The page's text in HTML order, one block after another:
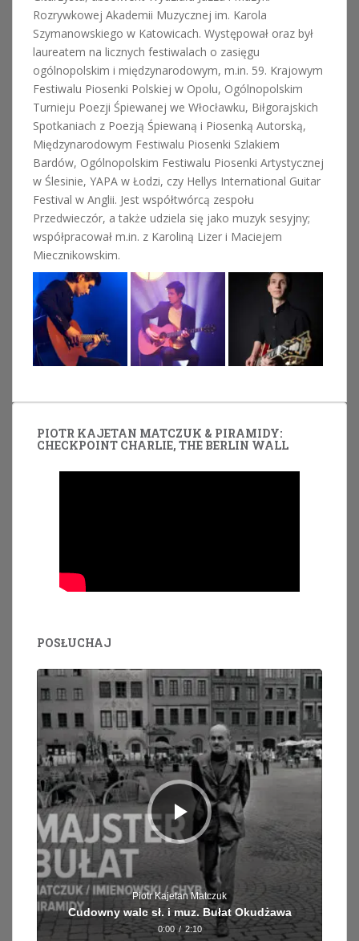
Rozrywkowej Akademii Muzycznej im. Karola
Szymanowskiego w Katowicach. Występował oraz był
laureatem na licznych festiwalach o zasięgu
ogólnopolskim i międzynarodowym, m.in. 59. Krajowym
Festiwalu Piosenki Polskiej w Opolu, Ogólnopolskim
Turnieju Poezji Śpiewanej we Włocławku, Biłgorajskich
Spotkaniach z Poezją Śpiewaną i Piosenką Autorską,
Międzynarodowym Festiwalu Piosenki Szlakiem
Bardów, Ogólnopolskim Festiwalu Piosenki Artystycznej
w Ślesinie, YAPA w Łodzi, czy Hellys International Guitar
Festival w Anglii. Jest współtwórcą zespołu
Przedwieczór, a także udziela się jako muzyk sesyjny;
współpracował m.in. z Karoliną Lizer i Maciejem
Miecznikowskim.
PIOTR KAJETAN MATCZUK & PIRAMIDY:
CHECKPOINT CHARLIE, THE BERLIN WALL
POSŁUCHAJ
Odtwarzacz
dźwiękowych
Piotr Kajetan Matczuk
Cudowny walc sł. i muz. Bułat Okudżawa
0:00 / 2:10